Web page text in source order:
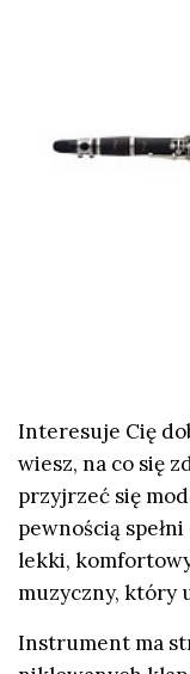
Interesuje Cię
wiesz, na co się
przyjrzeć się
pewnością
lekki,
muzyczny, który
Instrument ma